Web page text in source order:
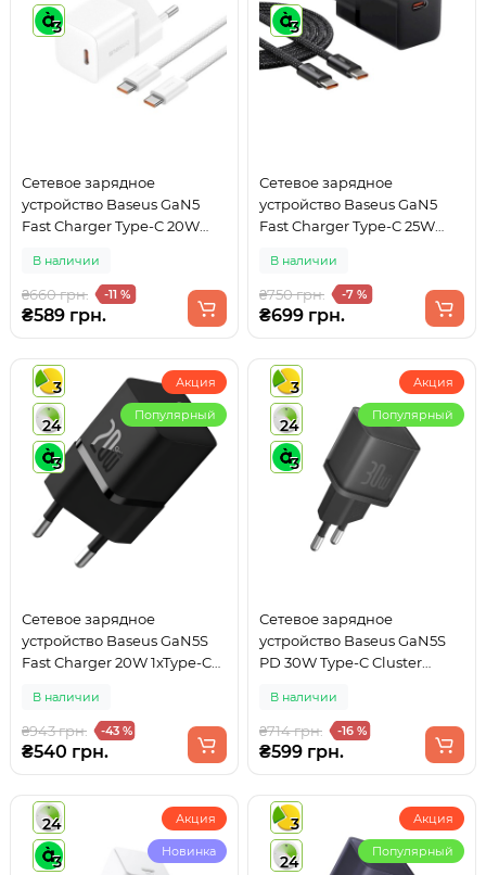
3
Сетевое зарядное
устройство Baseus GaN5
Fast Charger Type-C 20W
(P10110900213-01)
В наличии
₴660 грн. -11 %
₴589 грн.
3
Сетевое зарядное
устройство Baseus GaN5
Fast Charger Type-C 25W
(P10110909113-01)
В наличии
₴750 грн. -7 %
₴699 грн.
3
24
3
Акция
Популярный
Сетевое зарядное
устройство Baseus GaN5S
Fast Charger 20W 1xType-C
В наличии
₴943 грн. -43 %
₴540 грн.
3
24
3
Акция
Популярный
Сетевое зарядное
устройство Baseus GaN5S
PD 30W Type-C Cluster
В наличии
₴714 грн. -16 %
₴599 грн.
24
3
Акция
Новинка
3
24
Акция
Популярный